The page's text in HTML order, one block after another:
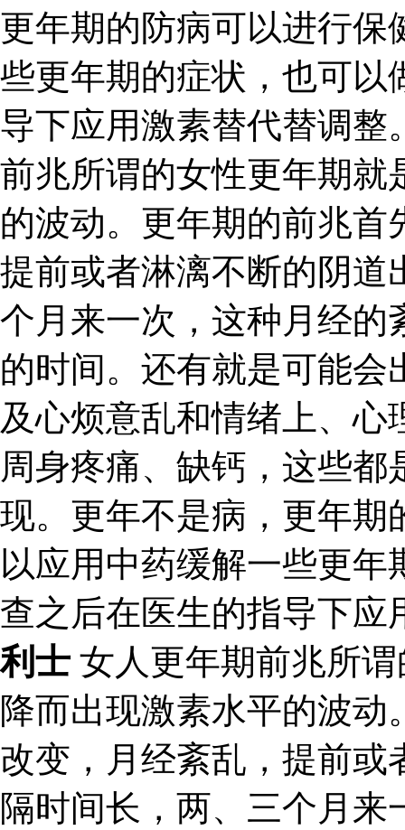
更年期的防病可以进行保
些更年期的症状，也可以
导下应用激素替代替调整
前兆所谓的女性更年期就
的波动。更年期的前兆
提前或者淋漓不断的阴道
个月来一次，这种月经的
的时间。还有就是可能
及心烦意乱和情绪上、
周身疼痛、缺钙，这些
现。更年不是病，更年期
以应用中药缓解一些更
查之后在医生的指导下
利士 女人更年期前兆所
降而出现激素水平的波
改变，月经紊乱，提前或
隔时间长，两、三个月